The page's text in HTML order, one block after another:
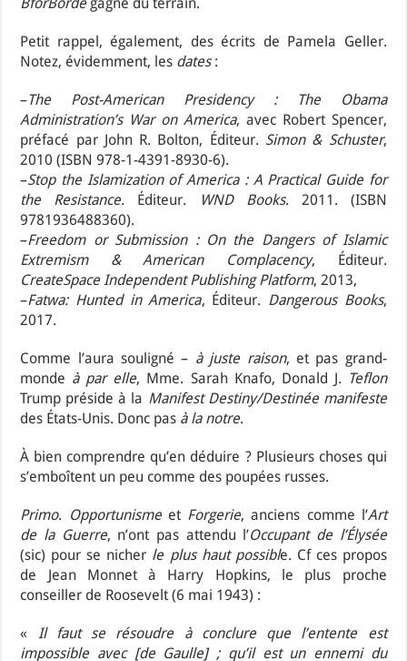
Petit rappel, également, des écrits de Pamela Geller.
Notez, évidemment, les dates:
–The Post-American Presidency : The Obama
Administration’s War on America, avec Robert Spencer,
préfacé par John R. Bolton, Éditeur. Simon & Schuster,
2010 (ISBN 978-1-4391-8930-6).
–Stop the Islamization of America : A Practical Guide for
the Resistance. Éditeur. WND Books. 2011. (ISBN
9781936488360).
–Freedom or Submission : On the Dangers of Islamic
Extremism & American Complacency, Éditeur.
CreateSpace Independent Publishing Platform, 2013,
–Fatwa: Hunted in America, Éditeur. Dangerous Books,
2017.
Comme l’aura souligné – à juste raison, et pas grand-
monde à par elle, Mme. Sarah Knafo, Donald J. Teflon
Trump préside à la Manifest Destiny/Destinée manifeste
des États-Unis. Donc pas à la notre.
À bien comprendre qu’en déduire ? Plusieurs choses qui
s’emboîtent un peu comme des poupées russes.
Primo. Opportunismeet Forgerie, anciens comme l’Art
de la Guerre, n’ont pas attendu l’Occupant de l’Élysée
(sic) pour se nicher le plus haut possible. Cf ces propos
de Jean Monnet à Harry Hopkins, le plus proche
conseiller de Roosevelt (6 mai 1943) :
« Il faut se résoudre à conclure que l’entente est
impossible avec [de Gaulle] ; qu’il est un ennemi du